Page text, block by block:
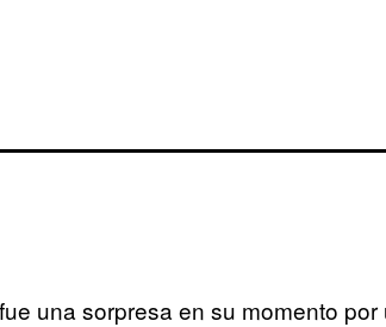
una sorpresa en su momento